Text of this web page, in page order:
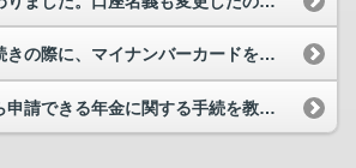
公金受取口座の手続きの際に、マイナンバーカードを読み込ませたら、氏名・住所の漢字の一部が、マイ...
マイナポータルから申請できる年金に関する手続を教えてください。